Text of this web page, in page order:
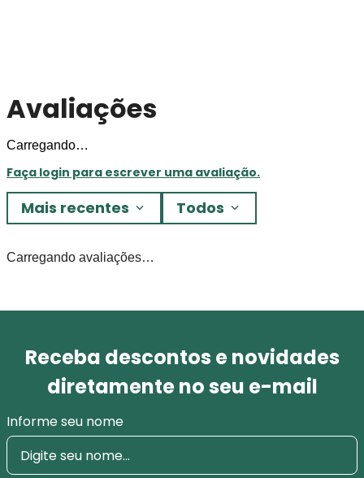
Avaliações
Carregando…
Faça login para escrever uma avaliação.
Mais recentes Todos
Carregando avaliações…
Receba descontos e novidades
diretamente no seu e-mail
Informe seu nome